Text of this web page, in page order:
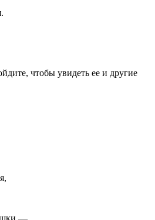
чтобы увидеть ее и другие